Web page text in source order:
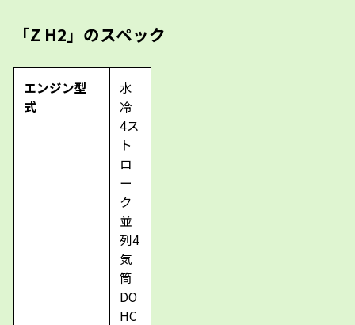
「Z H2」のスペック
エンジン型
式
水
冷
4ス
ト
ロ
ー
ク
並
列4
気
筒
DO
HC